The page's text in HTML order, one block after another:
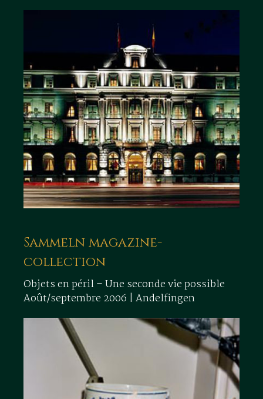
Sammeln magazine-
collection
Objets en péril – Une seconde vie possible
Août/septembre 2006 | Andelfingen